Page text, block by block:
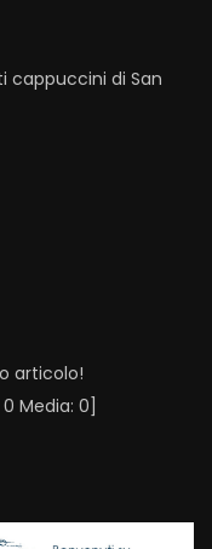
cappuccini di San
articolo!
0 Media: 0]